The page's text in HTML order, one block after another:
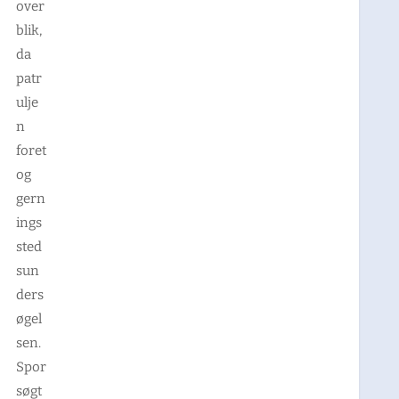
over
blik,
da
patr
ulje
n
foret
og
gern
ings
sted
sun
ders
øgel
sen.
Spor
søgt